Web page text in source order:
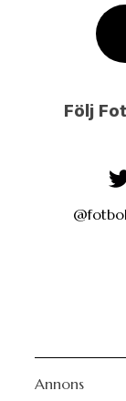
Följ
Annons